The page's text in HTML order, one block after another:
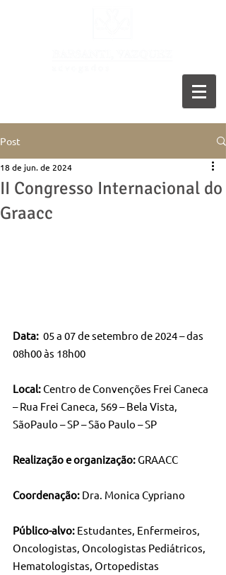
Post
II Congresso Internacional do
Graacc
18 de jun. de 2024
Data: 05 a 07 de setembro de 2024 – das
08h00 às 18h00
Local: Centro de Convenções Frei Caneca
– Rua Frei Caneca, 569 – Bela Vista,
SãoPaulo – SP – São Paulo – SP
Realização e organização: GRAACC
Coordenação: Dra. Monica Cypriano
Público-alvo: Estudantes, Enfermeiros,
Oncologistas, Oncologistas Pediátricos,
Hematologistas, Ortopedistas